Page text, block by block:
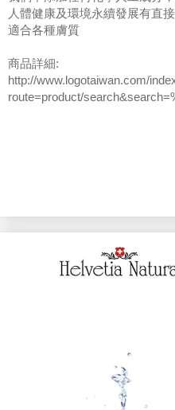
人體健康及環境永續發展有直接
適合各種膚質
商品詳細:
http://www.logotaiwan.com/
route=product/